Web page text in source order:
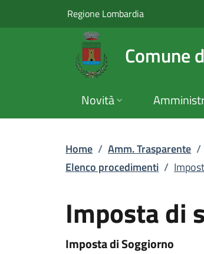
Vai al contenuto principale
Imposta di
Regione Lombardia(apre in un'altra
Comune
Novità
Home / Amm. Trasparente /
Elenco procedimenti /
Imposta di
Imposta di Soggiorno